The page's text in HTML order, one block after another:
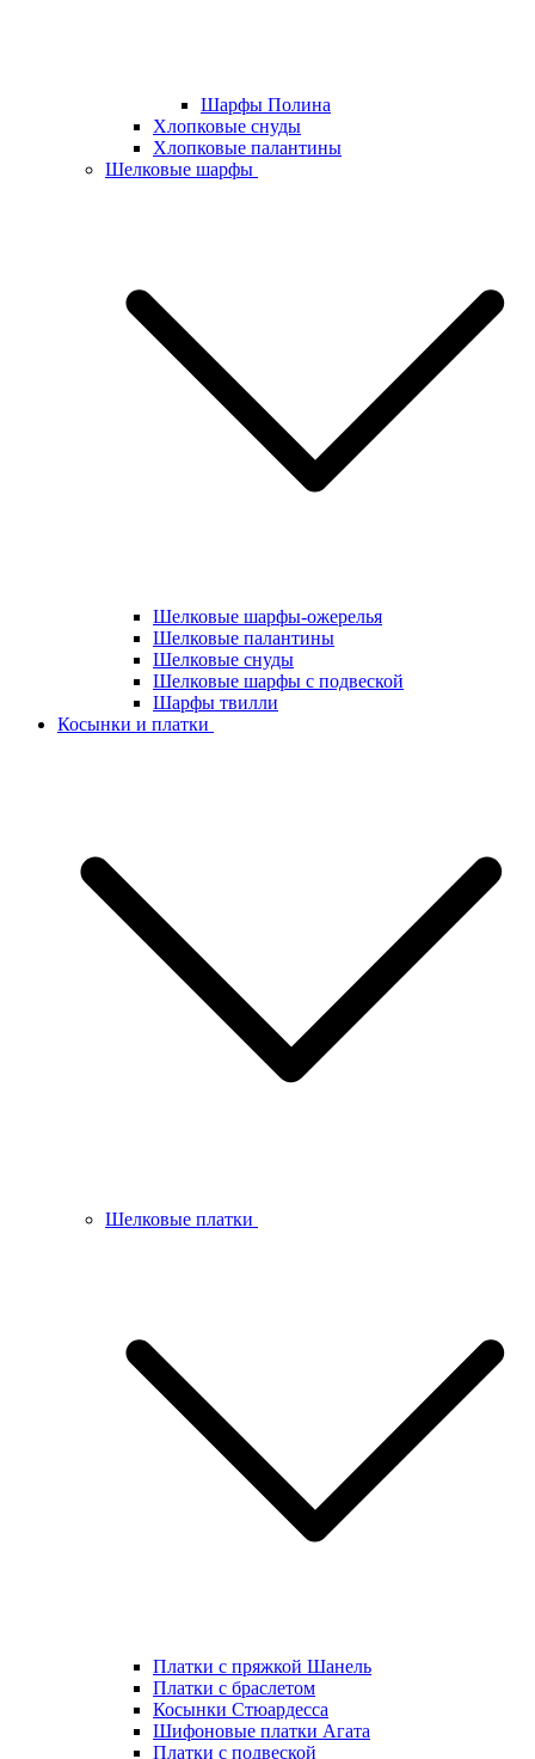
Шарфы Полина
Хлопковые снуды
Хлопковые палантины
Шелковые шарфы
Шелковые шарфы-ожерелья
Шелковые палантины
Шелковые снуды
Шелковые шарфы с подвеской
Шарфы твилли
Косынки и платки
Шелковые платки
Платки с пряжкой Шанель
Платки с браслетом
Косынки Стюардесса
Шифоновые платки Агата
Платки с подвеской